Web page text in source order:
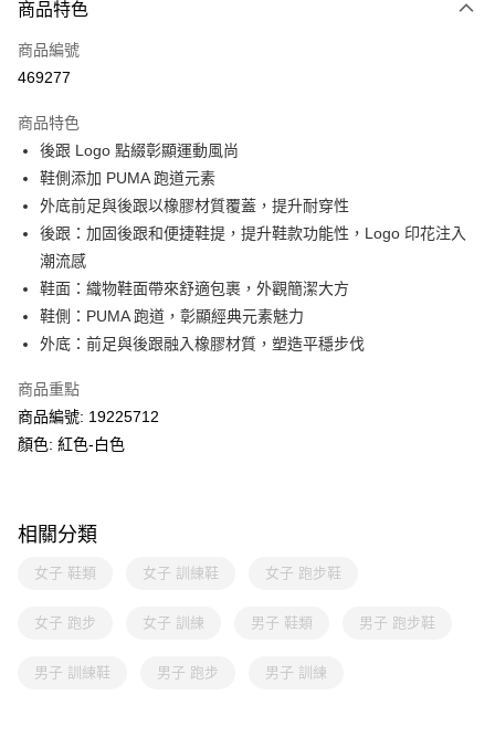
信用卡
線上付款
Alipay, PayMe, WeChat Pay, UnionPay, FPS
送貨方式
單筆訂單淨值滿$399可享免運費優惠
每筆HK$30.00，滿HK$399.00或以上免運費
滿$599可享澳門免運費優惠
商品特色
商品編號
469277
商品特色
後跟 Logo 點綴彰顯運動風尚
鞋側添加 PUMA 跑道元素
外底前足與後跟以橡膠材質覆蓋，提升耐穿性
後跟：加固後跟和便捷鞋提，提升鞋款功能性，Logo 印花注入
潮流感
鞋面：織物鞋面帶來舒適包裹，外觀簡潔大方
鞋側：PUMA 跑道，彰顯經典元素魅力
外底：前足與後跟融入橡膠材質，塑造平穩步伐
商品重點
商品編號: 19225712
顏色: 紅色-白色
相關分類
女子 鞋類 女子 訓練鞋 女子 跑步鞋
女子 跑步 女子 訓練 男子 鞋類 男子 跑步鞋
男子 訓練鞋 男子 跑步 男子 訓練